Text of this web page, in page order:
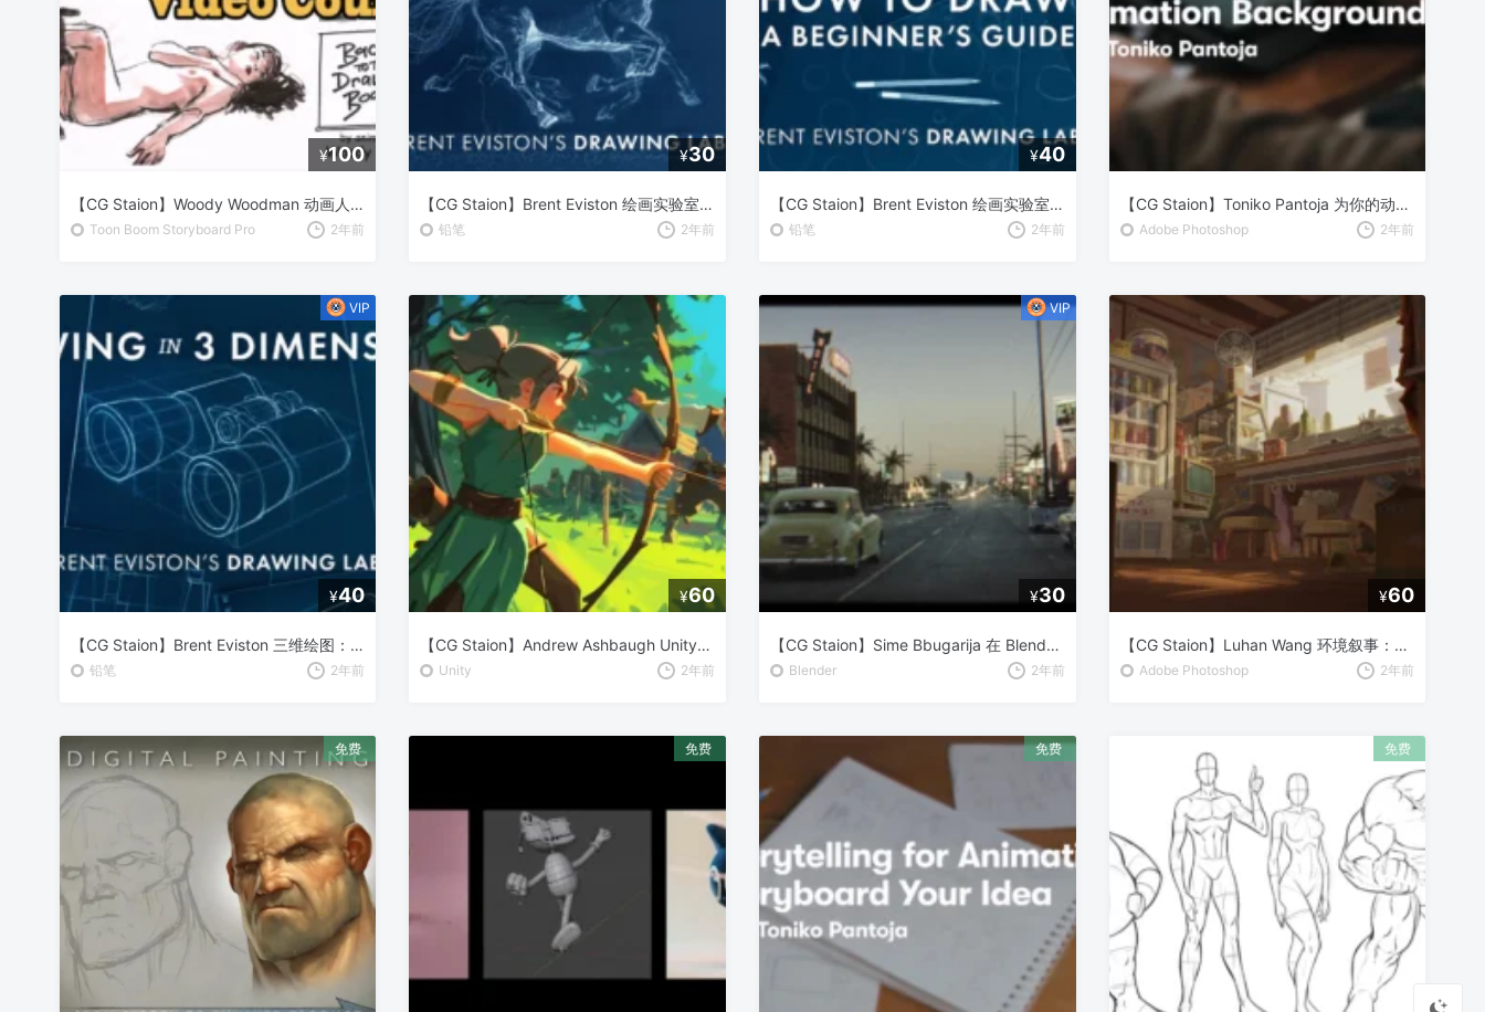
¥100
【CG Staion】Woody Woodman 动画人物绘制大师课
Toon Boom Storyboard Pro 2年前
¥30
【CG Staion】Brent Eviston 绘画实验室：初学者指南 – 掌握线条的艺术
铅笔 2年前
¥40
【CG Staion】Brent Eviston 绘画实验室：初学者指南 – 基础绘画技巧全解析
铅笔 2年前
【CG Staion】Toniko Pantoja 为你的动画创造令人惊艳的场景
Adobe Photoshop 2年前
¥40
【CG Staion】Brent Eviston 三维绘图：绘图实验室 Part 2
铅笔 2年前
¥60
【CG Staion】Andrew Ashbaugh Unity 2.5D 回合制角色扮演游戏开发
Unity 2年前
¥30
【CG Staion】Sime Bbugarija 在 Blender 制作 1950年代城市与汽车动画
Blender 2年前
¥60
【CG Staion】Luhan Wang 环境叙事：从头脑风暴到渲染
Adobe Photoshop 2年前